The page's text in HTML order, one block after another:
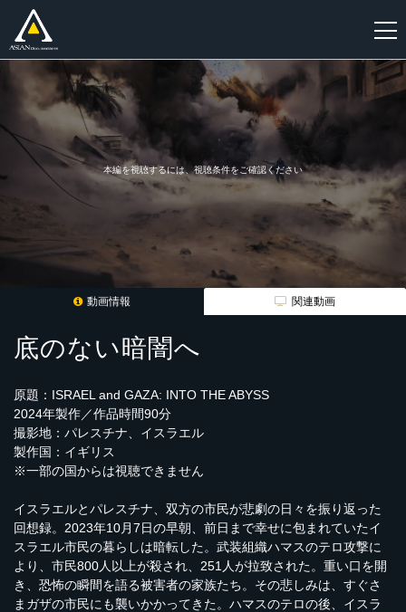
新
本編を視聴するには、視聴条件をご確認ください
動画情報 関連動画
底のない暗闇へ
原題：ISRAEL and GAZA: INTO THE ABYSS
2024年製作／作品時間90分
撮影地：パレスチナ、イスラエル
製作国：イギリス
※一部の国からは視聴できません
イスラエルとパレスチナ、双方の市民が悲劇の日々を振り返った
回想録。2023年10月7日の早朝、前日まで幸せに包まれていたイ
スラエル市民の暮らしは暗転した。武装組織ハマスのテロ攻撃に
より、市民800人以上が殺され、251人が拉致された。重い口を開
き、恐怖の瞬間を語る被害者の家族たち。その悲しみは、すぐさ
まガザの市民にも襲いかかってきた。ハマスのテロの後、イスラ